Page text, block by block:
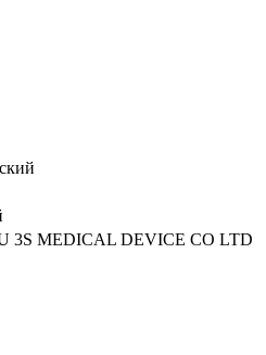
3S MEDICAL DEVICE CO LTD